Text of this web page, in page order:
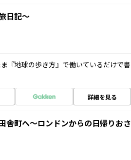
日記～
『地球の歩き方』で働いているだけで書
詳細を見る
舎町へ～ロンドンからの日帰りおさ